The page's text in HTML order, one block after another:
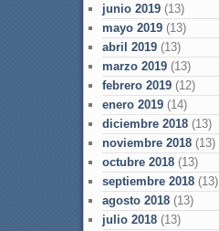
junio 2019(13)
mayo 2019(13)
abril 2019(13)
marzo 2019(13)
febrero 2019(12)
enero 2019(14)
diciembre 2018(13)
noviembre 2018(13)
octubre 2018(13)
septiembre 2018(13)
agosto 2018(13)
julio 2018(13)